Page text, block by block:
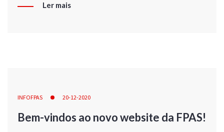
Ler mais
INFOFPAS 20-12-2020
Bem-vindos ao novo website da FPAS!